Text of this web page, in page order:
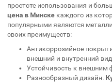
простоте использования и
цена в Минске каждого из
популярными являются
своих преимуществ:
Антикоррозийное
внешний и внутренний
Устойчивость к
Разнообразный дизайн.